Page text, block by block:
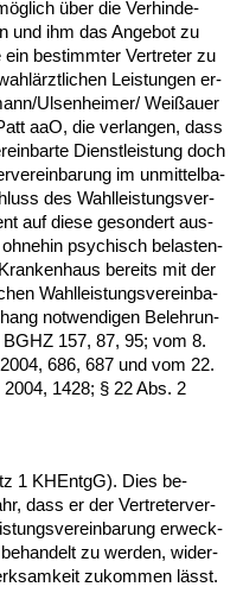
über die Ver­hin­de­
und ihm das An­ge­bot zu
be­stimm­ter Ver­tre­ter zu
Leis­tun­gen er­
Ul­sen­hei­mer/ Weißau­er
aaO, die ver­lan­gen, dass
Dienst­leis­tung doch
im un­mit­tel­ba­
des Wahl­leis­tungs­ver­
auf die­se ge­son­dert aus­
psy­chisch be­las­ten­
be­reits mit der
Wahl­leis­tungs­ver­ein­ba­
not­wen­di­gen Be­leh­run­
157, 87, 95; vom 8.
686, 687 und vom 22.
1428; § 22 Abs. 2
1 KHEntgG). Dies be­
dass er der Ver­tre­ter­ver­
er­weck­
zu wer­den, wi­der­
zu­kom­men lässt.